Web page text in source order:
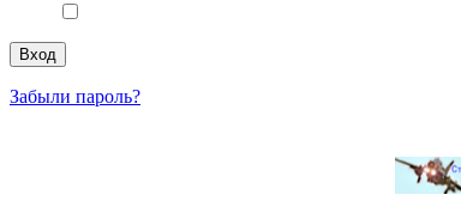
Забыли пароль?